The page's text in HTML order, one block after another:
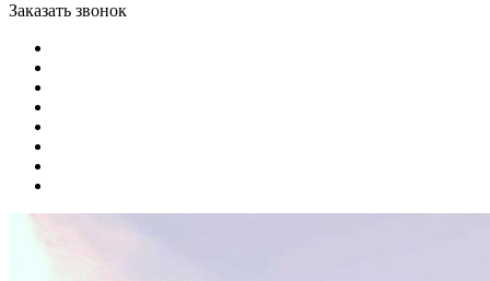
Заказать звонок